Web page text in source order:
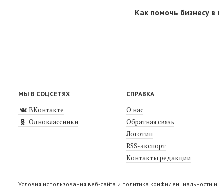
Как помочь бизнесу в
МЫ В СОЦСЕТЯХ
ВКонтакте
Одноклассники
СПРАВКА
О нас
Обратная связь
Логотип
RSS-экспорт
Контакты редакции
Условия использования веб-сайта и политика конфиденциальности